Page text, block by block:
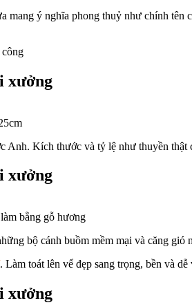
mang ý nghĩa phong thuỷ như chính tên
xưởng
Anh. Kích thước và tỷ lệ như thuyền
xưởng
bằng gỗ hương
bộ cánh buồm mềm mại và căng gió
. Làm toát lên vể đẹp sang trọng, bền và
xưởng